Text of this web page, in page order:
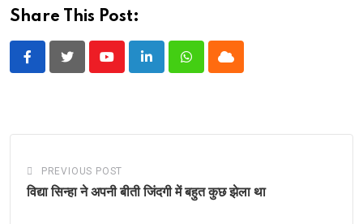
Share This Post:
YoutubeLinkedInWhatsappCloud
PREVIOUS POST
विद्या सिन्हा ने अपनी बीती जिंदगी में बहुत कुछ झेला था